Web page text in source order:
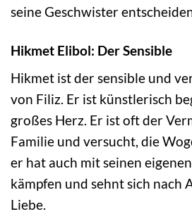
seine Geschwister
Hikmet Elibol: Der Sensible
Hikmet ist der sensible und
von Filiz. Er ist künstlerisch
großes Herz. Er ist oft der
Familie und versucht, die
er hat auch mit seinen
kämpfen und sehnt sich nach
Liebe.